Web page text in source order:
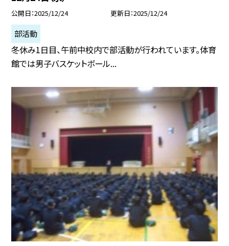
公開日 2025/12/24 更新日 2025/12/24
部活動
冬休み1日目、午前中校内で部活動が行われています。体育
館では男子バスケットボール...